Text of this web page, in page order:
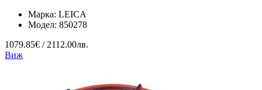
Марка: LEICA
Модел: 850278
1079.85€ / 2112.00лв.
Виж